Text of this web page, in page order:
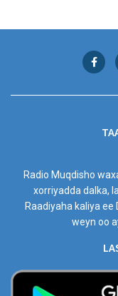
Radio Muqdisho
xorriyadda dalka,
Raadiyaha kaliya ee
weyn oo